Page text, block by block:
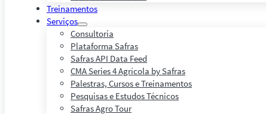
Treinamentos
Serviços
Consultoria
Plataforma Safras
Safras API Data Feed
CMA Series 4 Agrícola by Safras
Palestras, Cursos e Treinamentos
Pesquisas e Estudos Técnicos
Safras Agro Tour